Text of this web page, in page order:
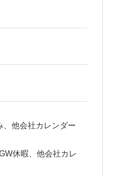
、他会社カレンダー
休暇、他会社カレ